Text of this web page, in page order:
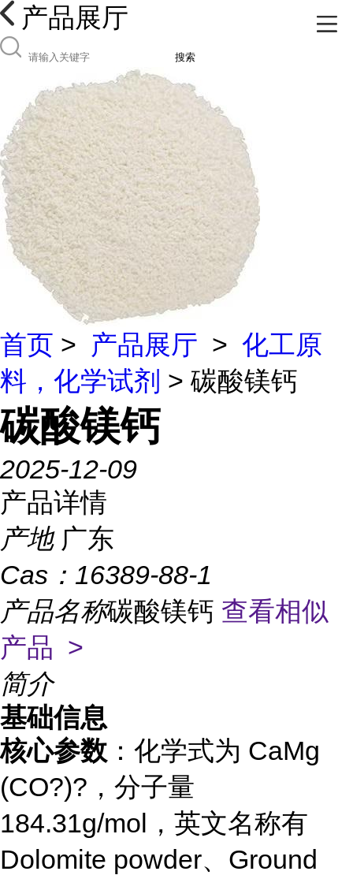
产品展厅
搜索
首页 > 产品展厅 > 化工原
料，化学试剂 > 碳酸镁钙
碳酸镁钙
2025-12-09
产品详情
产地 广东
Cas： 16389-88-1
产品名称碳酸镁钙 查看相似
产品 >
简介
基础信息
核心参数 ：化学式为 CaMg
(CO?)?，分子量
184.31g/mol，英文名称有
Dolomite powder、Ground